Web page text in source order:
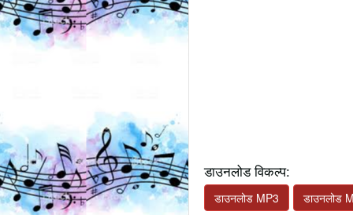
डाउनलोड विकल्प:
डाउनलोड MP3 डाउनलोड